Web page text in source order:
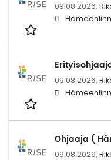
09.08.2026,
09.08.2026,
Ohjaaja (
09.08.2026,